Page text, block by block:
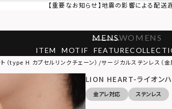
【重要なお知らせ】地震の影響による配送
MENSWOMENS
ITEM MOTIF FEATURE
（type H カプセルリンクチェーン）/サージカルステンレス（金
LION HEART-ライオン
金アレ対応 ステンレス